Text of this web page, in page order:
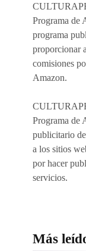
Programa de
programa
proporcionar
comisiones
Amazon.
Programa de
publicitario
a los sitios
por hacer
servicios.
Más